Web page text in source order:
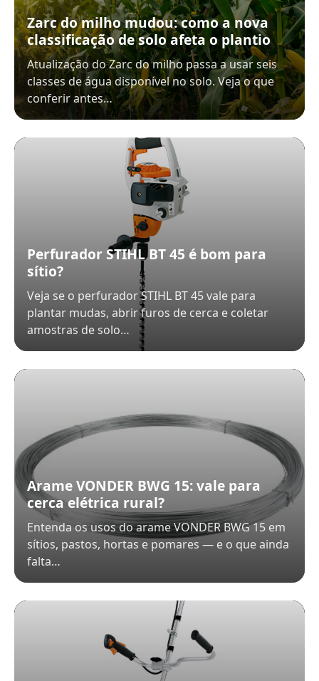
Zarc do milho mudou: como a nova
classificação de solo afeta o plantio
Atualização do Zarc do milho passa a usar seis
classes de água disponível no solo. Veja o que
conferir antes…
Perfurador STIHL BT 45 é bom para
sítio?
Veja se o perfurador STIHL BT 45 vale para
plantar mudas, abrir furos de cerca e coletar
amostras de solo…
Arame VONDER BWG 15: vale para
cerca elétrica rural?
Entenda os usos do arame VONDER BWG 15 em
sítios, pastos, hortas e pomares — e o que ainda
falta…